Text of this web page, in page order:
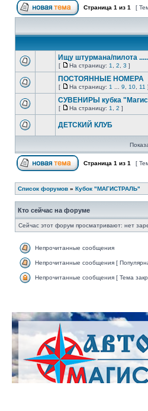
Страница 1 из 1 [
Ищу штурмана/пилота
[ На страницу: 1 2 3 ]
ПОСТОЯННЫЕ НОМЕРА
[ На страницу: 1 9 10 11 ]
СУВЕНИРЫ кубка
[ На страницу: 1 2 ]
ДЕТСКИЙ КЛУБ
Страница 1 из 1 [
Список форумов » Кубок "МАГИСТРАЛЬ"
Кто сейчас на форуме
Сейчас этот форум просматривают: нет
Непрочитанные сообщения
Непрочитанные сообщения [
Непрочитанные сообщения [ Тема